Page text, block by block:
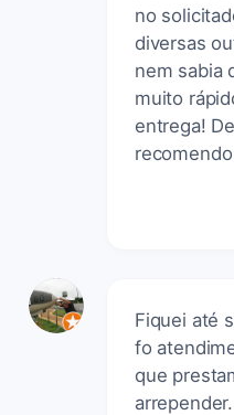
no
diversas
nem sabia
muito
entrega!
Fiquei até
fo
que
arrepender.